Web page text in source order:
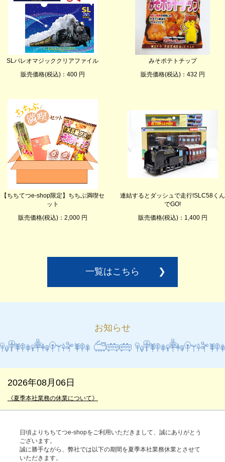
SLパレオマジッククリアファイル
販売価格(税込)：400 円
みそポテトチップ
販売価格(税込)：432 円
【ちちてつe-shop限定】ちちぶ満喫セ
ット
販売価格(税込)：2,000 円
連結するとダッシュで走行!SLC58くん
でGO!
販売価格(税込)：1,400 円
一覧はこちら ❯
お知らせ
2026年08月06日
《夏季本社業務の休業について》
日頃よりちちてつe-shopをご利用いただきまして、誠にありがとう
ございます。
誠に勝手ながら、弊社では以下の期間を夏季本社業務休業とさせて
いただきます。